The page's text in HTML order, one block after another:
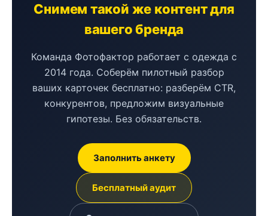
Снимем такой же контент для
вашего бренда
Команда Фотофактор работает с одежда с
2014 года. Соберём пилотный разбор
ваших карточек бесплатно: разберём CTR,
конкурентов, предложим визуальные
гипотезы. Без обязательств.
Заполнить анкету
Бесплатный аудит